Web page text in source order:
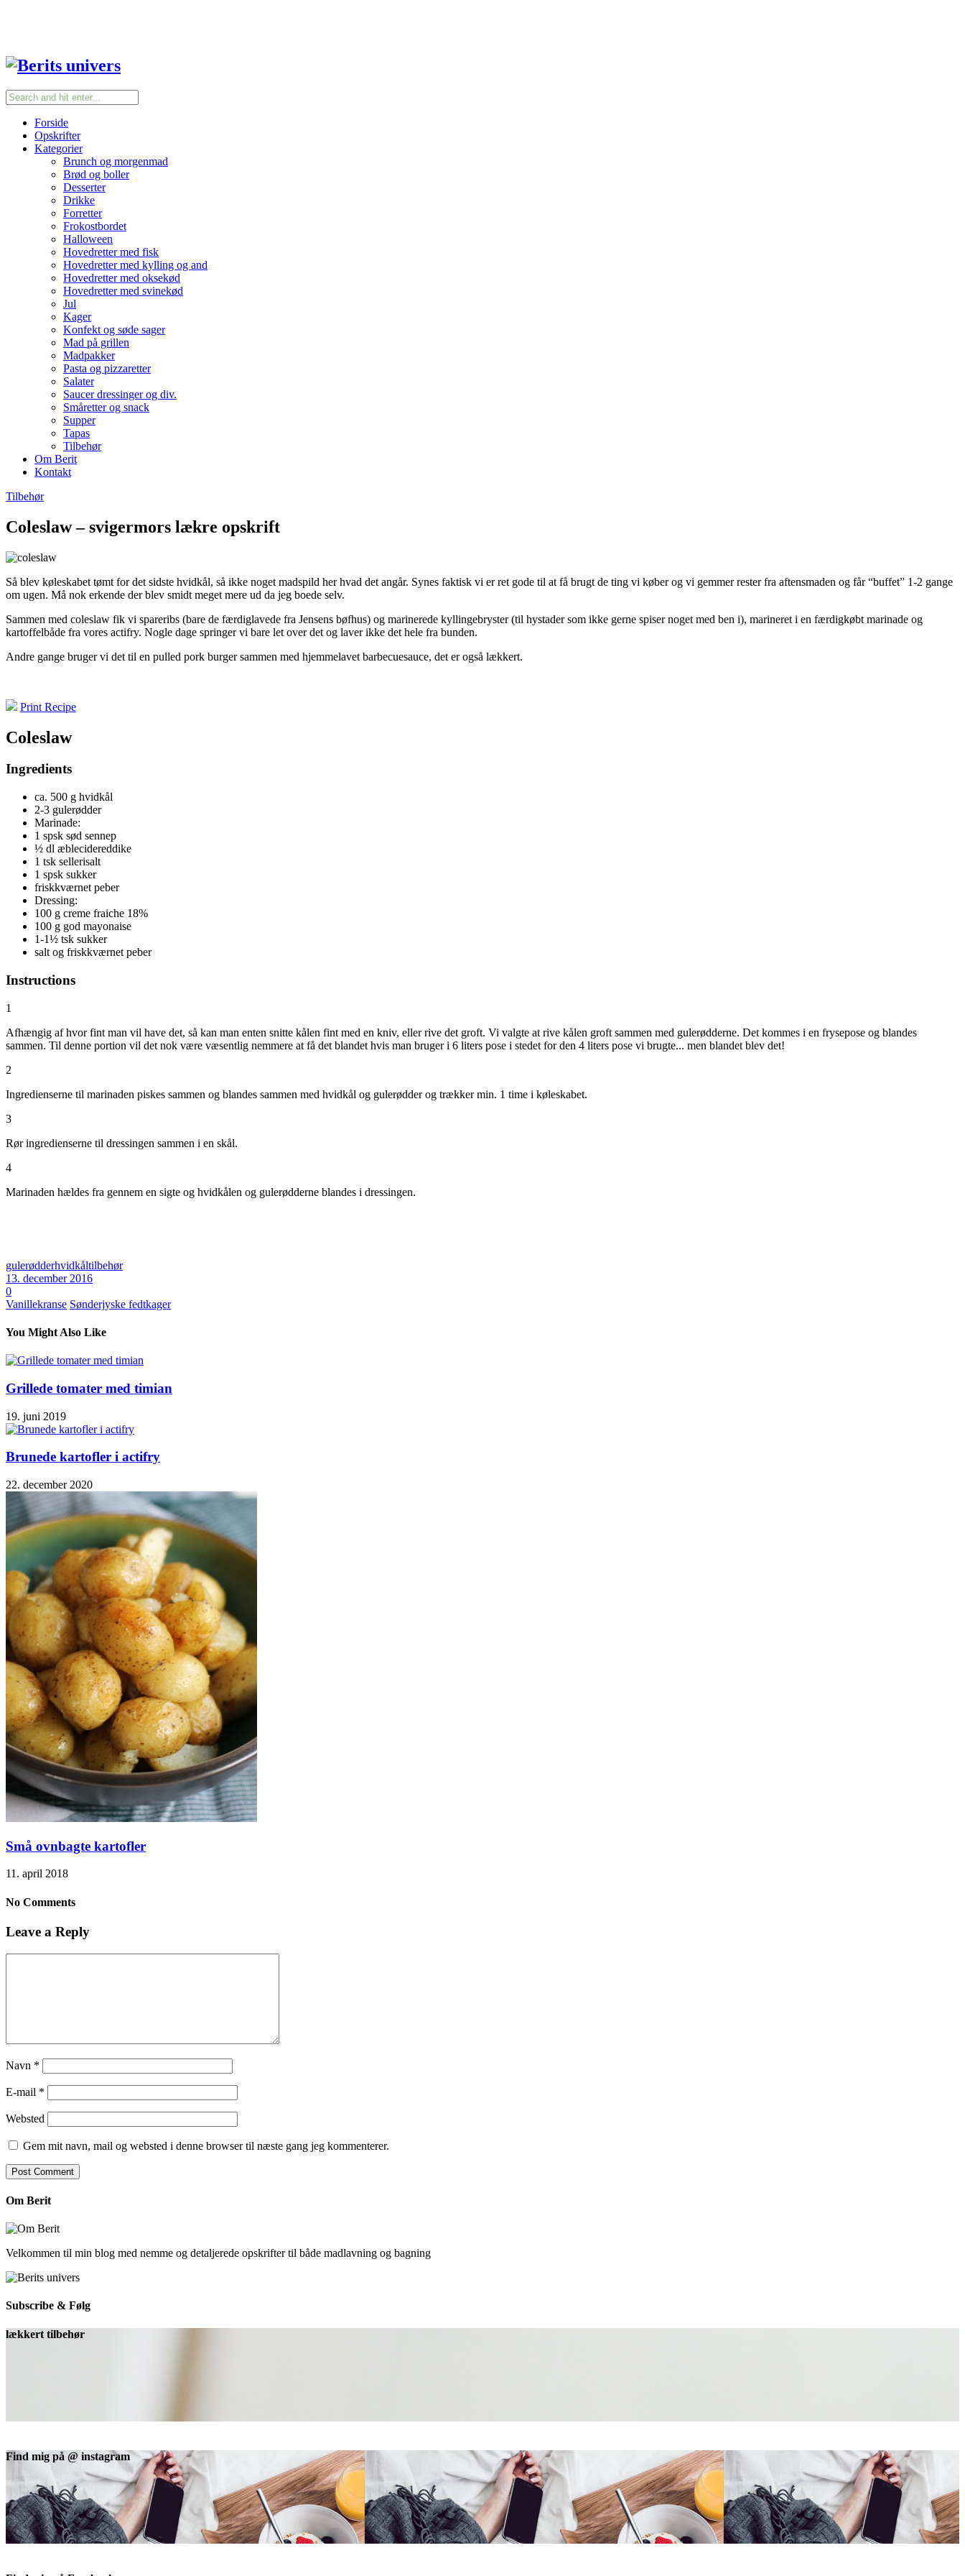
Forside
Opskrifter
Kategorier
Brunch og morgenmad
Brød og boller
Desserter
Drikke
Forretter
Frokostbordet
Halloween
Hovedretter med fisk
Hovedretter med kylling og and
Hovedretter med oksekød
Hovedretter med svinekød
Jul
Kager
Konfekt og søde sager
Mad på grillen
Madpakker
Pasta og pizzaretter
Salater
Saucer dressinger og div.
Småretter og snack
Supper
Tapas
Tilbehør
Om Berit
Kontakt
Tilbehør
Coleslaw – svigermors lækre opskrift
Så blev køleskabet tømt for det sidste hvidkål, så ikke noget madspild her hvad det angår. Synes faktisk vi er ret gode til at få brugt de ting vi køber og vi gemmer rester fra aftensmaden og får “buffet” 1-2 gange
om ugen. Må nok erkende der blev smidt meget mere ud da jeg boede selv.
Sammen med coleslaw fik vi spareribs (bare de færdiglavede fra Jensens bøfhus) og marinerede kyllingebryster (til hystader som ikke gerne spiser noget med ben i), marineret i en færdigkøbt marinade og
kartoffelbåde fra vores actifry. Nogle dage springer vi bare let over det og laver ikke det hele fra bunden.
Andre gange bruger vi det til en pulled pork burger sammen med hjemmelavet barbecuesauce, det er også lækkert.
Print Recipe
Coleslaw
Ingredients
ca. 500 g hvidkål
2-3 gulerødder
Marinade:
1 spsk sød sennep
½ dl æblecidereddike
1 tsk sellerisalt
1 spsk sukker
friskkværnet peber
Dressing:
100 g creme fraiche 18%
100 g god mayonaise
1-1½ tsk sukker
salt og friskkværnet peber
Instructions
1
Afhængig af hvor fint man vil have det, så kan man enten snitte kålen fint med en kniv, eller rive det groft. Vi valgte at rive kålen groft sammen med gulerødderne. Det kommes i en frysepose og blandes
sammen. Til denne portion vil det nok være væsentlig nemmere at få det blandet hvis man bruger i 6 liters pose i stedet for den 4 liters pose vi brugte... men blandet blev det!
2
Ingredienserne til marinaden piskes sammen og blandes sammen med hvidkål og gulerødder og trækker min. 1 time i køleskabet.
3
Rør ingredienserne til dressingen sammen i en skål.
4
Marinaden hældes fra gennem en sigte og hvidkålen og gulerødderne blandes i dressingen.
gulerødderhvidkåltilbehør
13. december 2016
0
Vanillekranse Sønderjyske fedtkager
You Might Also Like
Grillede tomater med timian
19. juni 2019
Brunede kartofler i actifry
22. december 2020
Små ovnbagte kartofler
11. april 2018
No Comments
Leave a Reply
Navn *
E-mail *
Websted
Gem mit navn, mail og websted i denne browser til næste gang jeg kommenterer.
Om Berit
Velkommen til min blog med nemme og detaljerede opskrifter til både madlavning og bagning
Subscribe & Følg
lækkert tilbehør
Find mig på @ instagram